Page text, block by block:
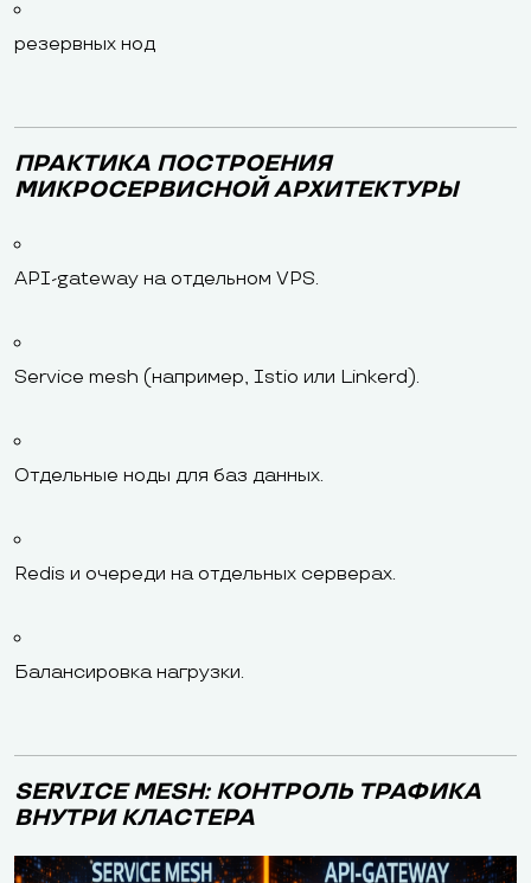
резервных нод
ПРАКТИКА ПОСТРОЕНИЯ
МИКРОСЕРВИСНОЙ АРХИТЕКТУРЫ
API-gateway на отдельном VPS.
Service mesh (например, Istio или Linkerd).
Отдельные ноды для баз данных.
Redis и очереди на отдельных серверах.
Балансировка нагрузки.
SERVICE MESH: КОНТРОЛЬ ТРАФИКА
ВНУТРИ КЛАСТЕРА